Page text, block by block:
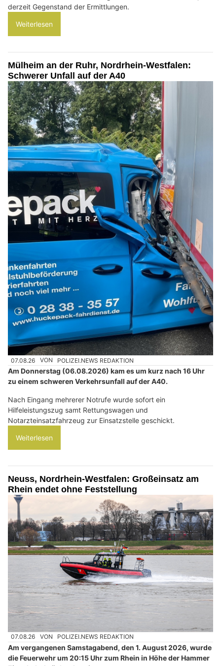
derzeit Gegenstand der Ermittlungen.
Weiterlesen
Mülheim an der Ruhr, Nordrhein-Westfalen:
Schwerer Unfall auf der A40
07.08.26 VON POLIZEI.NEWS REDAKTION
Am Donnerstag (06.08.2026) kam es um kurz nach 16 Uhr
zu einem schweren Verkehrsunfall auf der A40.
Nach Eingang mehrerer Notrufe wurde sofort ein
Hilfeleistungszug samt Rettungswagen und
Notarzteinsatzfahrzeug zur Einsatzstelle geschickt.
Weiterlesen
Neuss, Nordrhein-Westfalen: Großeinsatz am
Rhein endet ohne Feststellung
07.08.26 VON POLIZEI.NEWS REDAKTION
Am vergangenen Samstagabend, den 1. August 2026, wurde
die Feuerwehr um 20:15 Uhr zum Rhein in Höhe der Hammer